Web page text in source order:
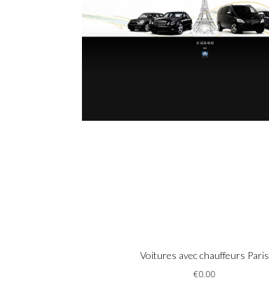
Informations
Voitures avec chauffeurs Paris
€0.00